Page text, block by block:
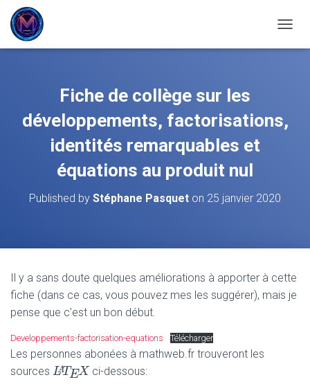
Fiche de collège sur les
développements, factorisations,
identités remarquables et
équations au produit nul
Published by Stéphane Pasquet on 25 janvier 2020
Il y a sans doute quelques améliorations à apporter à cette
fiche (dans ce cas, vous pouvez mes les suggérer), mais je
pense que c’est un bon début.
Developpements-factorisation-equations Télécharger
Les personnes abonées à mathweb.fr trouveront les
sources LATEX
LATEXci-dessous: